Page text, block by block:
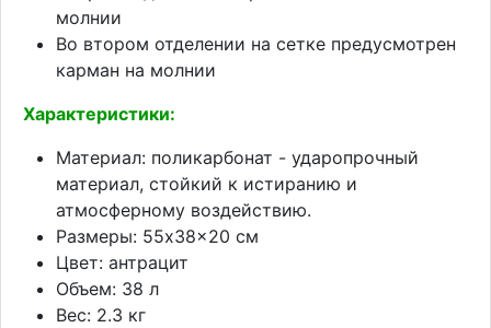
молнии
Во втором отделении на сетке предусмотрен
карман на молнии
Характеристики:
Материал: поликарбонат - ударопрочный
материал, стойкий к истиранию и
атмосферному воздействию.
Размеры: 55x38x20 см
Цвет: антрацит
Объем: 38 л
Вес: 2.3 кг